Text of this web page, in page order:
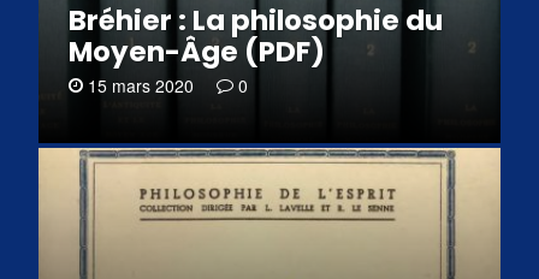
Bréhier : La philosophie du
Moyen-Âge (PDF)
15 mars 2020 0